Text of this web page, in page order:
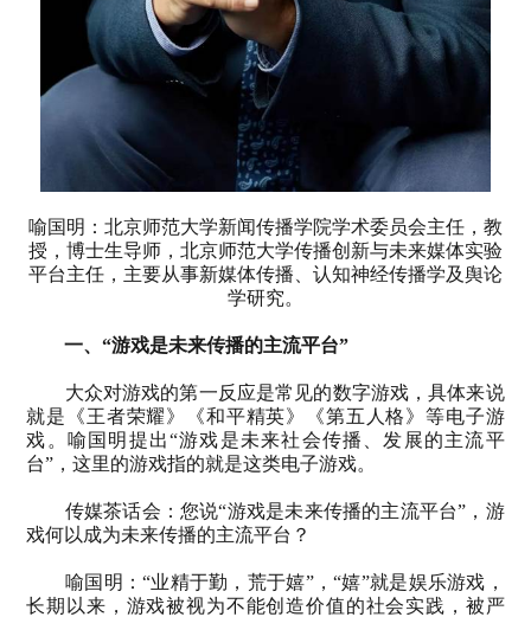
喻国明：北京师范大学新闻传播学院学术委员会主任，教
授，博士生导师，北京师范大学传播创新与未来媒体实验
平台主任，主要从事新媒体传播、认知神经传播学及舆论
学研究。
一、“游戏是未来传播的主流平台”
大众对游戏的第一反应是常见的数字游戏，具体来说
就是《王者荣耀》《和平精英》《第五人格》等电子游
戏。喻国明提出“游戏是未来社会传播、发展的主流平
台”，这里的游戏指的就是这类电子游戏。
传媒茶话会：您说“游戏是未来传播的主流平台”，游
戏何以成为未来传播的主流平台？
喻国明：“业精于勤，荒于嬉”，“嬉”就是娱乐游戏，
长期以来，游戏被视为不能创造价值的社会实践，被严